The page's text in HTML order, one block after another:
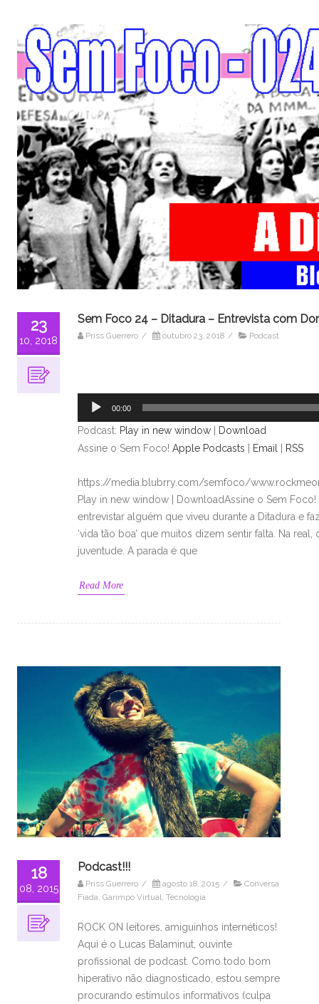
23
10, 2018
Sem Foco 24 – Ditadura – Entrevista com
Priss Guerrero / outubro 23, 2018 / Podcast
áudio
00:00
Podcast: Play in new window
Download
Assine o Sem Foco! Apple Podcasts Email RSS
https://media.blubrry.com/semfoco/
Play in new window | DownloadAssine o Sem
entrevistar alguém que viveu durante a Ditadura e
‘vida tão boa’ que muitos dizem sentir falta. Na
juventude. A parada é que
Read More
18
08, 2015
Podcast!!!
Priss Guerrero / agosto 18, 2015 /
Conversa
Fiada, Garimpo Virtual, Tecnologia
ROCK ON leitores, amiguinhos internéticos!
Aqui é o Lucas Balaminut, ouvinte
profissional de podcast. Como todo bom
hiperativo não diagnosticado, estou sempre
procurando estímulos informativos (culpa